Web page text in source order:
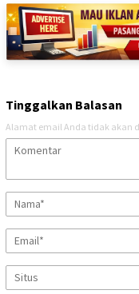
Tinggalkan Balasan
Alamat email Anda tidak akan